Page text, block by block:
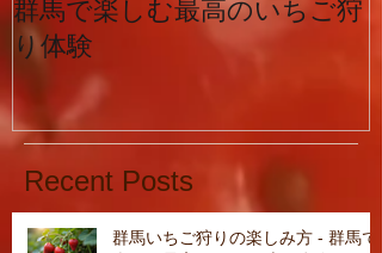
群馬で楽しむ最高のいちご狩
り体験
Recent Posts
群馬いちご狩りの楽しみ方 - 群馬で